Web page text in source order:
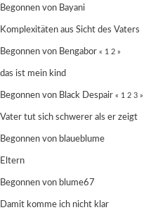
Begonnen von Bayani
Komplexitäten aus Sicht des Vaters
Begonnen von Bengabor « 1 2 »
das ist mein kind
Begonnen von Black Despair « 1 2 3 »
Vater tut sich schwerer als er zeigt
Begonnen von blaueblume
Eltern
Begonnen von blume67
Damit komme ich nicht klar